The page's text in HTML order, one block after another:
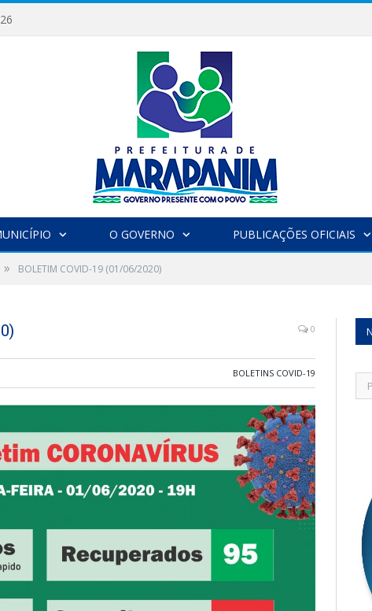
O GOVERNO PUBLICAÇÕES OFICIAIS
» BOLETIM COVID-19 (01/06/2020)
0
BOLETINS COVID-19